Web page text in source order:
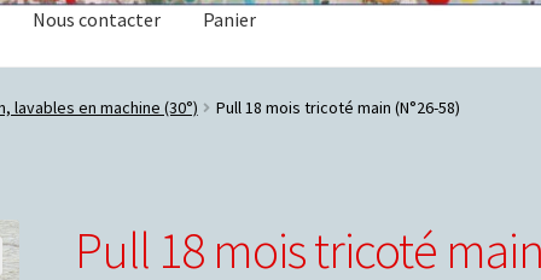
Nous contacter Panier
lavables en machine (30°) Pull 18 mois tricoté main (N°26-58)
Pull 18 mois tricoté main